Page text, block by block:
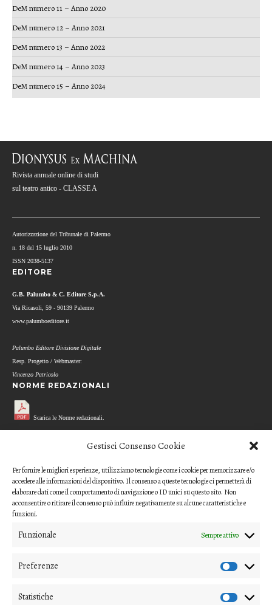
Gestisci Consenso Cookie
Per fornire le migliori esperienze, utilizziamo tecnologie come i cookie per memorizzare e/o
accedere alle informazioni del dispositivo. Il consenso a queste tecnologie ci permetterà di
elaborare dati come il comportamento di navigazione o ID unici su questo sito. Non
acconsentire o ritirare il consenso può influire negativamente su alcune caratteristiche e
funzioni.
Funzionale Sempre attivo
Preferenze
Statistiche
DeM numero 11 – Anno 2020
DeM numero 12 – Anno 2021
DeM numero 13 – Anno 2022
DeM numero 14 – Anno 2023
DeM numero 15 – Anno 2024
Rivista annuale online di studi
sul teatro antico - CLASSE A
Autorizzazione del Tribunale di Palermo
n. 18 del 15 luglio 2010
ISSN 2038-5137
EDITORE
G.B. Palumbo & C. Editore S.p.A.
Via Ricasoli, 59 - 90139 Palermo
www.palumboeditore.it
Palumbo Editore Divisione Digitale
Resp. Progetto / Webmaster:
Vincenzo Patricolo
NORME REDAZIONALI
Scarica le Norme redazionali.
MODELLO REFEREE
Scarica il questionario di valutazione
(modello per i referee)
CODICE ETICO
COME INVIARE UN CONTRIBUTO
Gli articoli o i contributi da proporre devono essere inviati ai